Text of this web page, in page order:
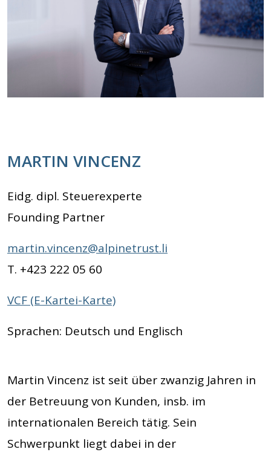
MARTIN VINCENZ
Eidg. dipl. Steuerexperte
Founding Partner
martin.vincenz@alpinetrust.li
T. +423 222 05 60
VCF (E-Kartei-Karte)
Sprachen: Deutsch und Englisch
Martin Vincenz ist seit über zwanzig Jahren in
der Betreuung von Kunden, insb. im
internationalen Bereich tätig. Sein
Schwerpunkt liegt dabei in der